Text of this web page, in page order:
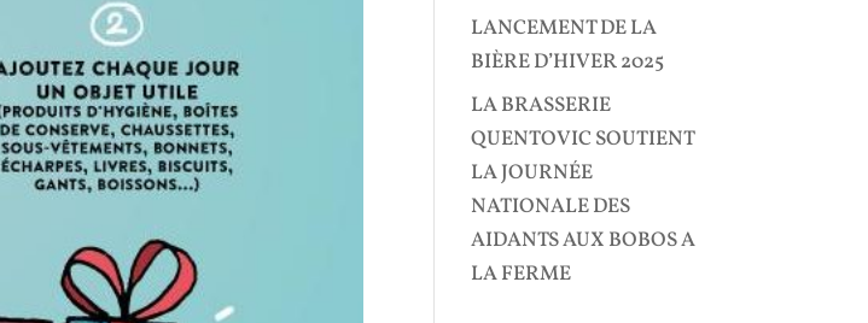
LANCEMENT DE LA
BIÈRE D’HIVER 2025
LA BRASSERIE
QUENTOVIC SOUTIENT
LA JOURNÉE
NATIONALE DES
AIDANTS AUX BOBOS A
LA FERME